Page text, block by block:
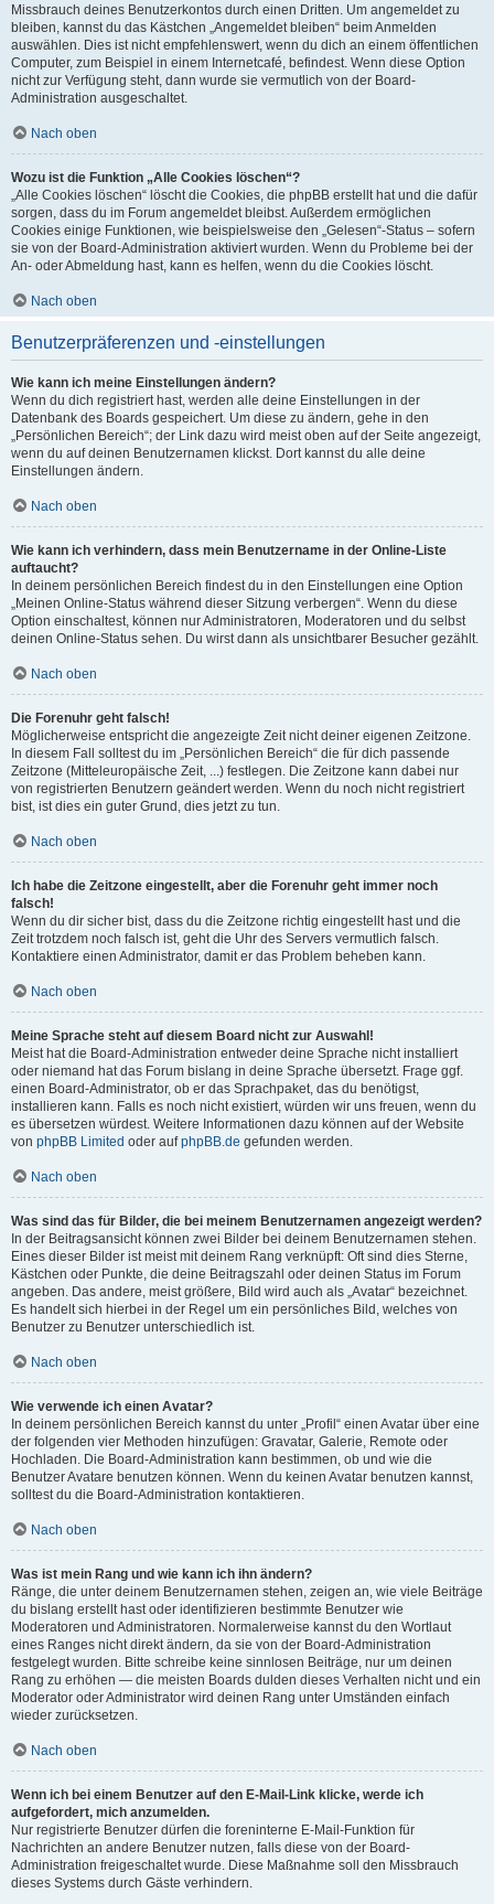
Missbrauch deines Benutzerkontos durch einen Dritten. Um angemeldet zu
bleiben, kannst du das Kästchen „Angemeldet bleiben“ beim Anmelden
auswählen. Dies ist nicht empfehlenswert, wenn du dich an einem öffentlichen
Computer, zum Beispiel in einem Internetcafé, befindest. Wenn diese Option
nicht zur Verfügung steht, dann wurde sie vermutlich von der Board-
Administration ausgeschaltet.
Nach oben
Wozu ist die Funktion „Alle Cookies löschen“?
„Alle Cookies löschen“ löscht die Cookies, die phpBB erstellt hat und die dafür
sorgen, dass du im Forum angemeldet bleibst. Außerdem ermöglichen
Cookies einige Funktionen, wie beispielsweise den „Gelesen“-Status – sofern
sie von der Board-Administration aktiviert wurden. Wenn du Probleme bei der
An- oder Abmeldung hast, kann es helfen, wenn du die Cookies löscht.
Nach oben
Benutzerpräferenzen und -einstellungen
Wie kann ich meine Einstellungen ändern?
Wenn du dich registriert hast, werden alle deine Einstellungen in der
Datenbank des Boards gespeichert. Um diese zu ändern, gehe in den
„Persönlichen Bereich“; der Link dazu wird meist oben auf der Seite angezeigt,
wenn du auf deinen Benutzernamen klickst. Dort kannst du alle deine
Einstellungen ändern.
Nach oben
Wie kann ich verhindern, dass mein Benutzername in der Online-Liste
auftaucht?
In deinem persönlichen Bereich findest du in den Einstellungen eine Option
„Meinen Online-Status während dieser Sitzung verbergen“. Wenn du diese
Option einschaltest, können nur Administratoren, Moderatoren und du selbst
deinen Online-Status sehen. Du wirst dann als unsichtbarer Besucher gezählt.
Nach oben
Die Forenuhr geht falsch!
Möglicherweise entspricht die angezeigte Zeit nicht deiner eigenen Zeitzone.
In diesem Fall solltest du im „Persönlichen Bereich“ die für dich passende
Zeitzone (Mitteleuropäische Zeit, ...) festlegen. Die Zeitzone kann dabei nur
von registrierten Benutzern geändert werden. Wenn du noch nicht registriert
bist, ist dies ein guter Grund, dies jetzt zu tun.
Nach oben
Ich habe die Zeitzone eingestellt, aber die Forenuhr geht immer noch
falsch!
Wenn du dir sicher bist, dass du die Zeitzone richtig eingestellt hast und die
Zeit trotzdem noch falsch ist, geht die Uhr des Servers vermutlich falsch.
Kontaktiere einen Administrator, damit er das Problem beheben kann.
Nach oben
Meine Sprache steht auf diesem Board nicht zur Auswahl!
Meist hat die Board-Administration entweder deine Sprache nicht installiert
oder niemand hat das Forum bislang in deine Sprache übersetzt. Frage ggf.
einen Board-Administrator, ob er das Sprachpaket, das du benötigst,
installieren kann. Falls es noch nicht existiert, würden wir uns freuen, wenn du
es übersetzen würdest. Weitere Informationen dazu können auf der Website
von phpBB Limited oder aufphpBB.de gefunden werden.
Nach oben
Was sind das für Bilder, die bei meinem Benutzernamen angezeigt werden?
In der Beitragsansicht können zwei Bilder bei deinem Benutzernamen stehen.
Eines dieser Bilder ist meist mit deinem Rang verknüpft: Oft sind dies Sterne,
Kästchen oder Punkte, die deine Beitragszahl oder deinen Status im Forum
angeben. Das andere, meist größere, Bild wird auch als „Avatar“ bezeichnet.
Es handelt sich hierbei in der Regel um ein persönliches Bild, welches von
Benutzer zu Benutzer unterschiedlich ist.
Nach oben
Wie verwende ich einen Avatar?
In deinem persönlichen Bereich kannst du unter „Profil“ einen Avatar über eine
der folgenden vier Methoden hinzufügen: Gravatar, Galerie, Remote oder
Hochladen. Die Board-Administration kann bestimmen, ob und wie die
Benutzer Avatare benutzen können. Wenn du keinen Avatar benutzen kannst,
solltest du die Board-Administration kontaktieren.
Nach oben
Was ist mein Rang und wie kann ich ihn ändern?
Ränge, die unter deinem Benutzernamen stehen, zeigen an, wie viele Beiträge
du bislang erstellt hast oder identifizieren bestimmte Benutzer wie
Moderatoren und Administratoren. Normalerweise kannst du den Wortlaut
eines Ranges nicht direkt ändern, da sie von der Board-Administration
festgelegt wurden. Bitte schreibe keine sinnlosen Beiträge, nur um deinen
Rang zu erhöhen — die meisten Boards dulden dieses Verhalten nicht und ein
Moderator oder Administrator wird deinen Rang unter Umständen einfach
wieder zurücksetzen.
Nach oben
Wenn ich bei einem Benutzer auf den E-Mail-Link klicke, werde ich
aufgefordert, mich anzumelden.
Nur registrierte Benutzer dürfen die foreninterne E-Mail-Funktion für
Nachrichten an andere Benutzer nutzen, falls diese von der Board-
Administration freigeschaltet wurde. Diese Maßnahme soll den Missbrauch
dieses Systems durch Gäste verhindern.